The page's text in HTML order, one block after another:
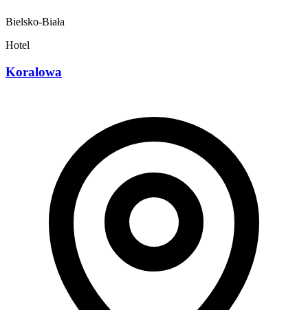
Bielsko-Biała
Hotel
Koralowa